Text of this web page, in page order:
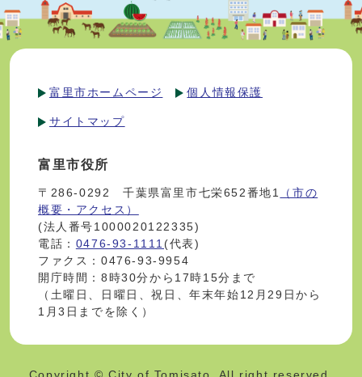
富里市ホームページ 個人情報保護
サイトマップ
富里市役所
〒286-0292 千葉県富里市七栄652番地1
（市の
概要・アクセス）
(法人番号1000020122335)
電話： 0476-93-1111(代表)
ファクス：0476-93-9954
開庁時間：8時30分から17時15分まで
（土曜日、日曜日、祝日、年末年始12月29日から
1月3日までを除く）